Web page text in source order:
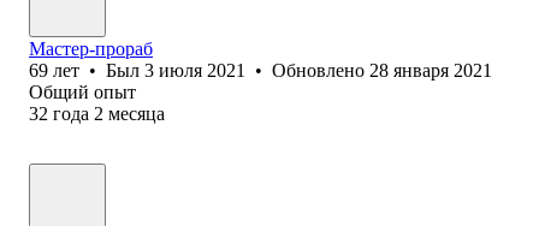
Мастер-прораб
69 лет • Был 3 июля 2021 • Обновлено 28 января 2021
Общий опыт
32 года 2 месяца